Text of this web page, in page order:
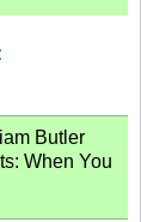
Butler
When You